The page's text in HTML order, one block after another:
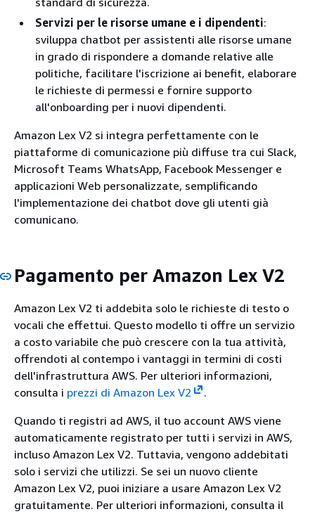
Servizi per le risorse umane e i dipendenti:
sviluppa chatbot per assistenti alle risorse umane
in grado di rispondere a domande relative alle
politiche, facilitare l'iscrizione ai benefit, elaborare
le richieste di permessi e fornire supporto
all'onboarding per i nuovi dipendenti.
Amazon Lex V2 si integra perfettamente con le
piattaforme di comunicazione più diffuse tra cui Slack,
Microsoft Teams WhatsApp, Facebook Messenger e
applicazioni Web personalizzate, semplificando
l'implementazione dei chatbot dove gli utenti già
comunicano.
Pagamento per Amazon Lex V2
Amazon Lex V2 ti addebita solo le richieste di testo o
vocali che effettui. Questo modello ti offre un servizio
a costo variabile che può crescere con la tua attività,
offrendoti al contempo i vantaggi in termini di costi
dell'infrastruttura AWS. Per ulteriori informazioni,
consulta i prezzi di Amazon Lex V2
.
Quando ti registri ad AWS, il tuo account AWS viene
automaticamente registrato per tutti i servizi in AWS,
incluso Amazon Lex V2. Tuttavia, vengono addebitati
solo i servizi che utilizzi. Se sei un nuovo cliente
Amazon Lex V2, puoi iniziare a usare Amazon Lex V2
gratuitamente. Per ulteriori informazioni, consulta il